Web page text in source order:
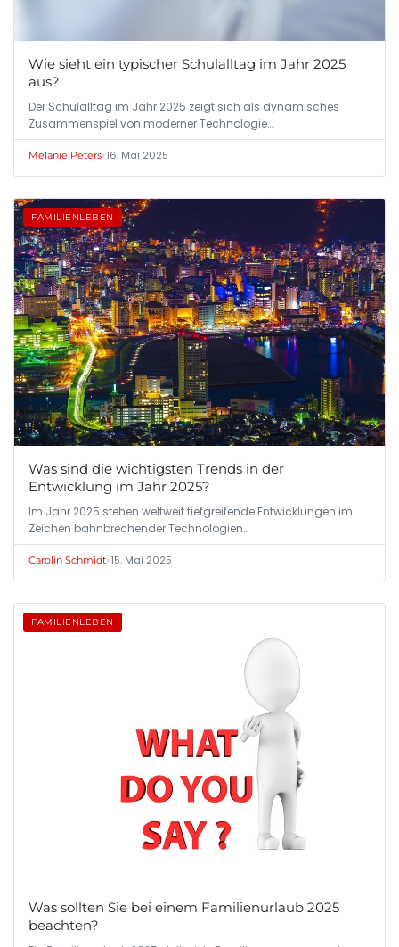
Wie sieht ein typischer Schulalltag im Jahr 2025
aus?
Der Schulalltag im Jahr 2025 zeigt sich als dynamisches
Zusammenspiel von moderner Technologie…
Melanie Peters•16. Mai 2025
FAMILIENLEBEN
Was sind die wichtigsten Trends in der
Entwicklung im Jahr 2025?
Im Jahr 2025 stehen weltweit tiefgreifende Entwicklungen im
Zeichen bahnbrechender Technologien…
Carolin Schmidt•15. Mai 2025
FAMILIENLEBEN
Was sollten Sie bei einem Familienurlaub 2025
beachten?